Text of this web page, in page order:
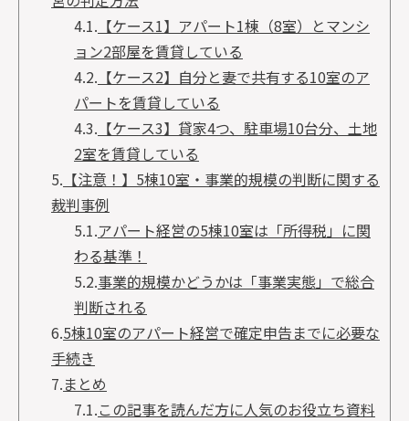
4.1. 【ケース1】アパート1棟（8室）とマンシ
ョン2部屋を賃貸している
4.2. 【ケース2】自分と妻で共有する10室のア
パートを賃貸している
4.3. 【ケース3】貸家4つ、駐車場10台分、土地
2室を賃貸している
5. 【注意！】5棟10室・事業的規模の判断に関する
裁判事例
5.1.アパート経営の5棟10室は「所得税」に関
わる基準！
5.2.事業的規模かどうかは「事業実態」で総合
判断される
6.5棟10室のアパート経営で確定申告までに必要な
手続き
7.まとめ
7.1.この記事を読んだ方に人気のお役立ち資料